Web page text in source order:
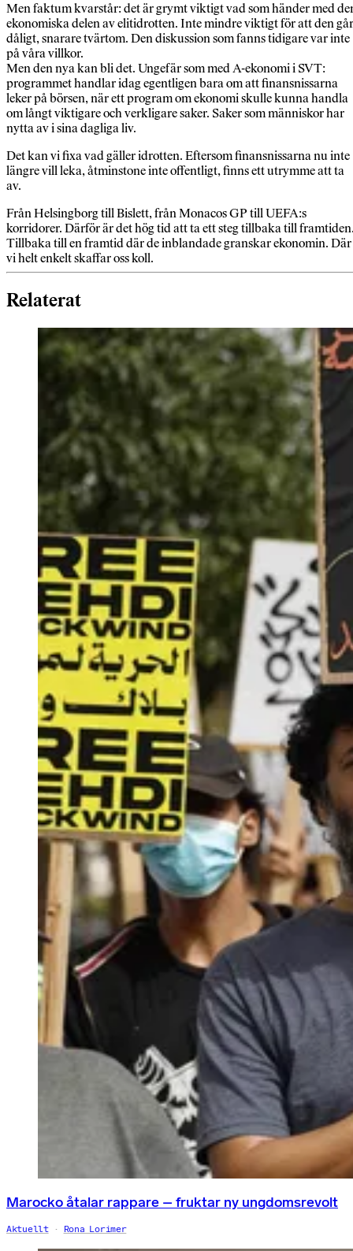
Men faktum kvarstår: det är grymt viktigt vad som händer med
ekonomiska delen av elitidrotten. Inte mindre viktigt för att den går
dåligt, snarare tvärtom. Den diskussion som fanns tidigare var inte
på våra villkor.
Men den nya kan bli det. Ungefär som med A-ekonomi i SVT:
programmet handlar idag egentligen bara om att finansnissarna
leker på börsen, när ett program om ekonomi skulle kunna handla
om långt viktigare och verkligare saker. Saker som människor har
nytta av i sina dagliga liv.
Det kan vi fixa vad gäller idrotten. Eftersom finansnissarna nu inte
längre vill leka, åtminstone inte offentligt, finns ett utrymme att ta
av.
Från Helsingborg till Bislett, från Monacos GP till UEFA:s
korridorer. Därför är det hög tid att ta ett steg tillbaka till
Tillbaka till en framtid där de inblandade granskar ekonomin. Där
vi helt enkelt skaffar oss koll.
Relaterat
Marocko åtalar rappare – fruktar ny ungdomsrevolt
Aktuellt Rona Lorimer